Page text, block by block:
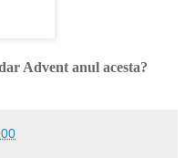
Advent anul acesta?